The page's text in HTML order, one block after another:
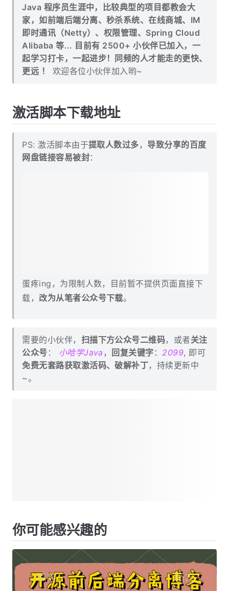
Java 程序员生涯中，比较典型的项目都教会大
家，如前端后端分离、秒杀系统、在线商城、IM
即时通讯（Netty）、权限管理、Spring Cloud
Alibaba 等... 目前有 2500+ 小伙伴已加入，一
起学习打卡，一起进步！同频的人才能走的更快、
更远 ！
欢迎各位小伙伴加入哟~
激活脚本下载地址
PS: 激活脚本由于提取人数过多 ， 导致分享的百度
网盘链接容易被封：
蛋疼ing，为限制人数，目前暂不提供页面直接下
载， 改为从笔者公众号下载。
需要的小伙伴， 扫描下方公众号二维码，或者关注
公众号 ： 小哈学Java ， 回复关键字 ： 2099, 即可
免费无套路获取激活码、破解补丁，持续更新中
~。
你可能感兴趣的